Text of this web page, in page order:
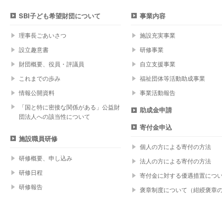
SBI子ども希望財団について
理事長ごあいさつ
設立趣意書
財団概要、役員・評議員
これまでの歩み
情報公開資料
「国と特に密接な関係がある」公益財
団法人への該当性について
施設職員研修
研修概要、申し込み
研修日程
研修報告
事業内容
施設充実事業
研修事業
自立支援事業
福祉団体等活動助成事業
事業活動報告
助成金申請
寄付金申込
個人の方による寄付の方法
法人の方による寄付の方法
寄付金に対する優遇措置につ
褒章制度について（紺綬褒章